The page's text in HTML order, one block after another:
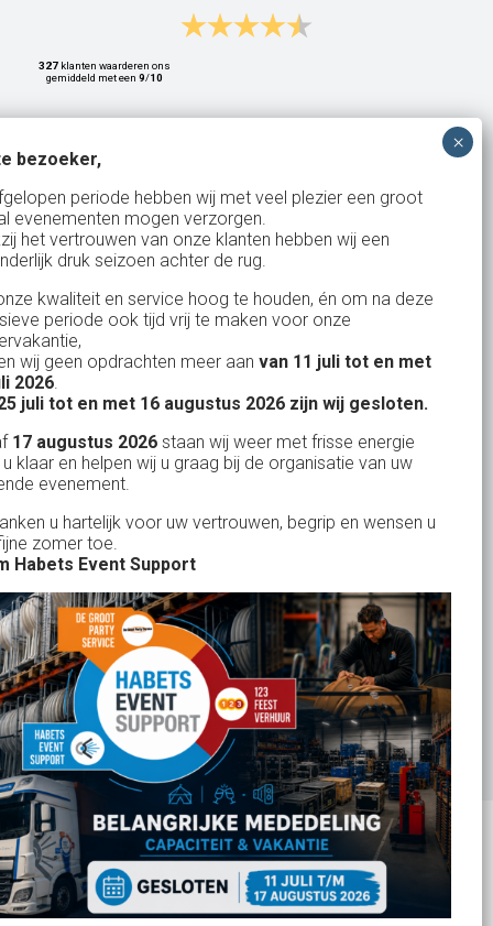
327 klanten waarderen ons
gemiddeld met een 9/10
Bank: NL15ABNA0561810710
KvK: 17167131
BTW: NL.1678.53.296.B01
Uw partner in:
Evenementen verhuur
Feestverhuur
Licht- en Geluidverhuur
Horeca verhuur
Partyverhuur
Je vindt ons op
Copyright Habets-Event-Support -Algemene Voorwaarden
Privacyverklaring Cookiemelding-Sitemap
bezoeker,
periode hebben wij met veel plezier een groot
evenementen mogen verzorgen.
het vertrouwen van onze klanten hebben wij een
druk seizoen achter de rug.
kwaliteit en service hoog te houden, én om na deze
periode ook tijd vrij te maken voor onze
wij geen opdrachten meer aan van 11 juli tot en met
2026.
juli tot en met 16 augustus 2026 zijn wij gesloten.
17 augustus 2026 staan wij weer met frisse energie
klaar en helpen wij u graag bij de organisatie van uw
evenement.
u hartelijk voor uw vertrouwen, begrip en wensen u
zomer toe.
Habets Event Support